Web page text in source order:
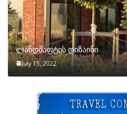
ლანდშაფტის დიზაინი
July 15, 2022